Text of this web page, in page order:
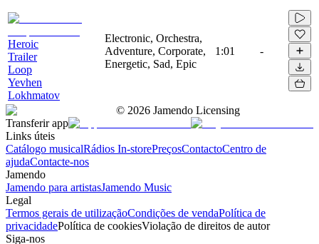
Heroic
Trailer
Loop
Yevhen
Lokhmatov
Electronic, Orchestra,
Adventure, Corporate,
Energetic, Sad, Epic
1:01 -
© 2026 Jamendo Licensing
Transferir app
Links úteis
Catálogo musicalRádios In-storePreçosContactoCentro de
ajudaContacte-nos
Jamendo
Jamendo para artistasJamendo Music
Legal
Termos gerais de utilizaçãoCondições de vendaPolítica de
privacidadePolítica de cookiesViolação de direitos de autor
Siga-nos